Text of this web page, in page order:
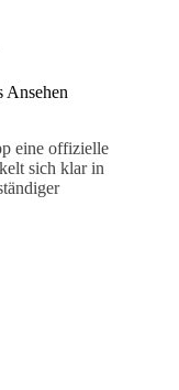
Ansehen
eine offizielle
sich klar in